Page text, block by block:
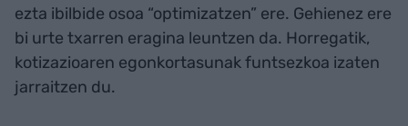
ezta ibilbide osoa “optimizatzen” ere. Gehienez ere
bi urte txarren eragina leuntzen da. Horregatik,
kotizazioaren egonkortasunak funtsezkoa izaten
jarraitzen du.